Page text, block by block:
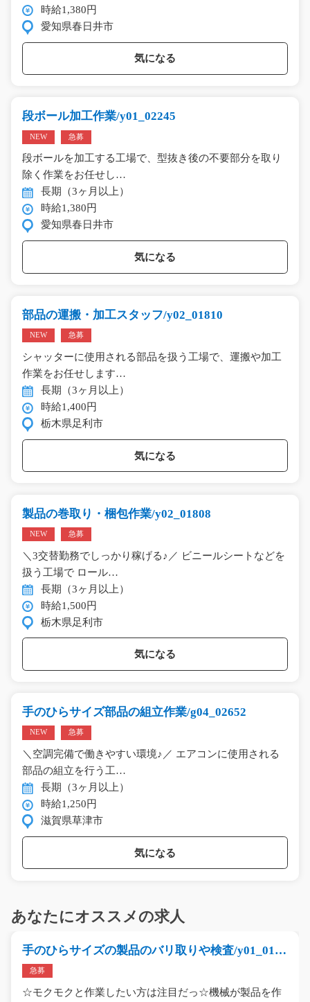
時給1,380円
愛知県春日井市
気になる
段ボール加工作業/y01_02245
NEW 急募
段ボールを加工する工場で、型抜き後の不要部分を取り
除く作業をお任せし…
長期（3ヶ月以上）
時給1,380円
愛知県春日井市
気になる
部品の運搬・加工スタッフ/y02_01810
NEW 急募
シャッターに使用される部品を扱う工場で、運搬や加工
作業をお任せします…
長期（3ヶ月以上）
時給1,400円
栃木県足利市
気になる
製品の巻取り・梱包作業/y02_01808
NEW 急募
＼3交替勤務でしっかり稼げる♪／ ビニールシートなどを
扱う工場で ロール…
長期（3ヶ月以上）
時給1,500円
栃木県足利市
気になる
手のひらサイズ部品の組立作業/g04_02652
NEW 急募
＼空調完備で働きやすい環境♪／ エアコンに使用される
部品の組立を行う工…
長期（3ヶ月以上）
時給1,250円
滋賀県草津市
気になる
あなたにオススメの求人
手のひらサイズの製品のバリ取りや検査/y01_0122
1急募
☆モクモクと作業したい方は注目だっ☆機械が製品を作